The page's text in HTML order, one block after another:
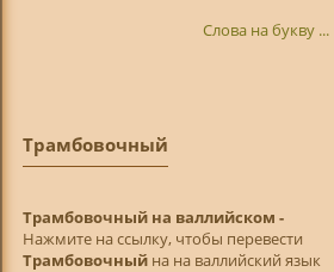
Слова на букву ...
Трамбовочный
Трамбовочный на валлийском -
Нажмите на ссылку, чтобы перевести
Трамбовочныйна на валлийский язык